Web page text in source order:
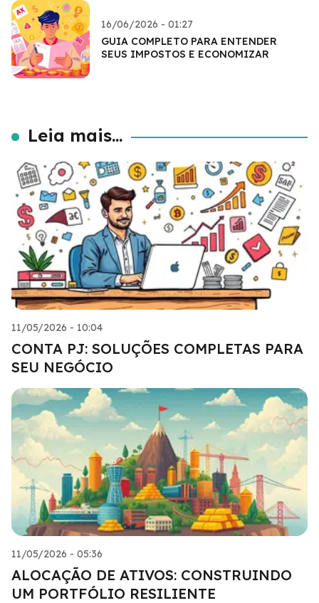
16/06/2026 - 01:27
GUIA COMPLETO PARA ENTENDER
SEUS IMPOSTOS E ECONOMIZAR
Leia mais...
11/05/2026 - 10:04
CONTA PJ: SOLUÇÕES COMPLETAS PARA
SEU NEGÓCIO
11/05/2026 - 05:36
ALOCAÇÃO DE ATIVOS: CONSTRUINDO
UM PORTFÓLIO RESILIENTE